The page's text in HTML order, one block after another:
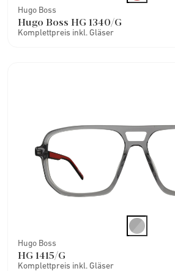
Hugo Boss
Hugo Boss HG 1340/G
Komplettpreis inkl. Gläser
Hugo Boss
HG 1415/G
Komplettpreis inkl. Gläser